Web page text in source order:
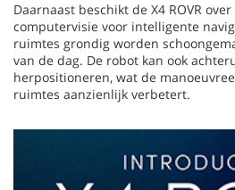
Daarnaast beschikt de X4 ROVR
computervisie voor intelligente
ruimtes grondig worden
van de dag. De robot kan ook
herpositioneren, wat de
ruimtes aanzienlijk verbetert.